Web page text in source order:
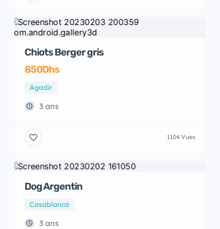
Chiots Berger gris
850Dhs
Agadir
3 ans
1104 Vues
Dog Argentin
Casablanca
3 ans